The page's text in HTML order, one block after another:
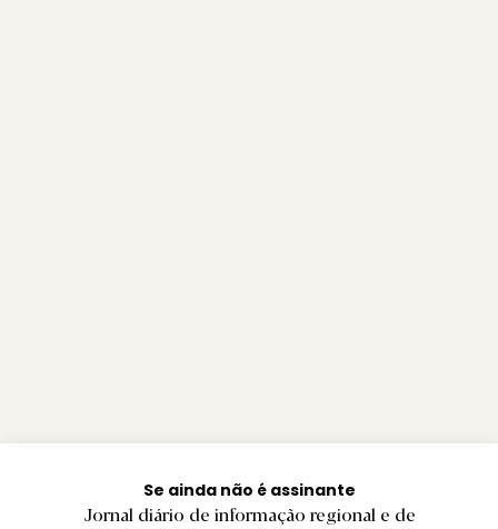
Se ainda não é assinante
Jornal diário de informação regional e de